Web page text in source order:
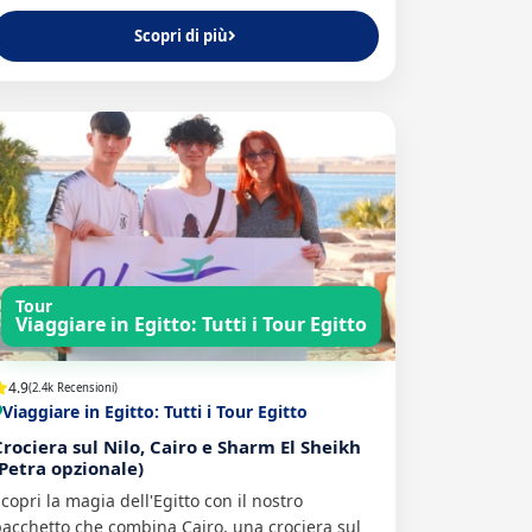
Scopri di più
Tour
Viaggiare in Egitto: Tutti i Tour Egitto
4.9(2.4k Recensioni)
Viaggiare in Egitto: Tutti i Tour Egitto
sul Nilo, Cairo e Sharm El Sheikh
opzionale)
la magia dell'Egitto con il nostro
che combina Cairo, una crociera sul